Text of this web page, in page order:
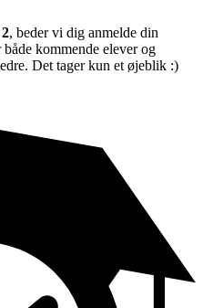
, beder vi dig anmelde din
kommende elever og
Det tager kun et øjeblik :)